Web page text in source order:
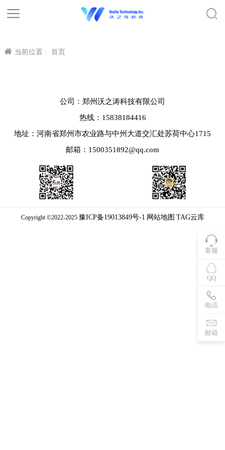
当前位置 : 首页
客服
QQ
电话
邮箱
公司：郑州沃之涛科技有限公司
热线：15838184416
地址：河南省郑州市农业路与中州大道交汇处苏荷中心1715
邮箱：1500351892@qq.com
Copyright ©2022-2025 豫ICP备19013849号-1 网站地图 TAG云库